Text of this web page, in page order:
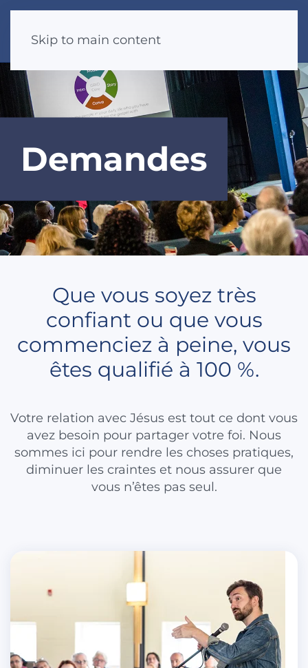
Skip to main content
Demandes
Que vous soyez très
confiant ou que vous
commenciez à peine, vous
êtes qualifié à 100 %.
Votre relation avec Jésus est tout ce dont vous
avez besoin pour partager votre foi. Nous
sommes ici pour rendre les choses pratiques,
diminuer les craintes et nous assurer que
vous n’êtes pas seul.